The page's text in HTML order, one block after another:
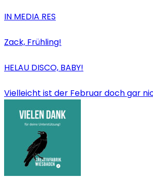
IN MEDIA RES
Zack, Frühling!
HELAU DISCO, BABY!
Vielleicht ist der Februar doch gar